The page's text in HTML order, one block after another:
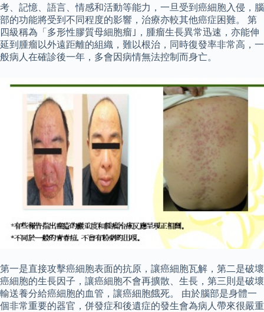
考、記憶、語言、情感和活動等能力，一旦受到癌細胞入侵，腦
部的功能將受到不同程度的影響，治療亦較其他癌症困難。 第
四級稱為「多形性膠質母細胞瘤｣，腫瘤生長異常迅速，亦能伸
延到腫瘤以外遠距離的組織，難以根治，同時復發率非常高，一
般病人在確診後一年，多會因病情無法控制而身亡。
第一是直接攻擊癌細胞表面的抗原，讓癌細胞瓦解，第二是破壞
癌細胞的生長因子，讓癌細胞不會再擴散、生長，第三則是破壞
輸送養分給癌細胞的血管，讓癌細胞餓死。 由於腦部是身體一
個非常重要的器官，併發症和後遺症的發生會為病人帶來很嚴重